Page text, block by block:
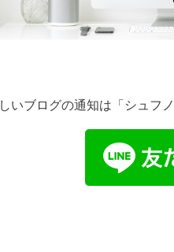
いブログの通知は「シュフ